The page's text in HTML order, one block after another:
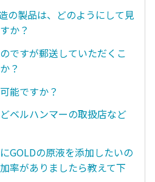
の製品は、どのようにして見
か？
ですが郵送していただくこ
？
能ですか？
ベルハンマーの取扱店など
GOLDの原液を添加したいの
率がありましたら教えて下